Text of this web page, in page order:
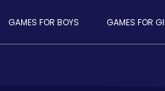
GAMES FOR BOYS GAMES FOR